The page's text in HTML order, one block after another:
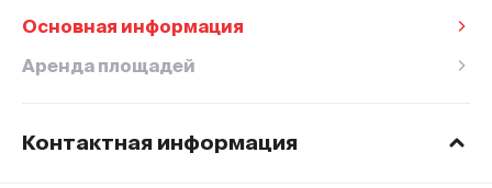
Основная информация
Аренда площадей
Контактная информация